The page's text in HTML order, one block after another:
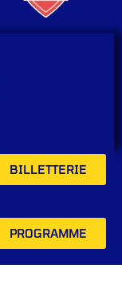
BILLETTERIE
PROGRAMME